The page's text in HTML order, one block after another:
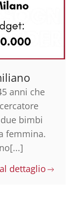
anni che
bimbi
femmina.
dettaglio